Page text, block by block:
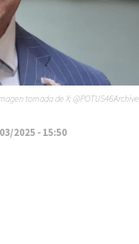
2025 - 15:50
tomada de X: @POTUS46Archive